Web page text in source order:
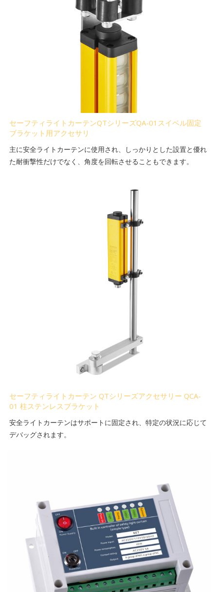
セーフティライトカーテンQTシリーズQA-01スイベル固定
ブラケット用アクセサリ
主に安全ライトカーテンに使用され、しっかりとした設置と優れ
た耐衝撃性だけでなく、角度を回転させることもできます。
セーフティライトカーテン QTシリーズアクセサリー QCA-
01 柱ステンレスブラケット
安全ライトカーテンはサポートに固定され、特定の状況に応じて
デバッグされます。